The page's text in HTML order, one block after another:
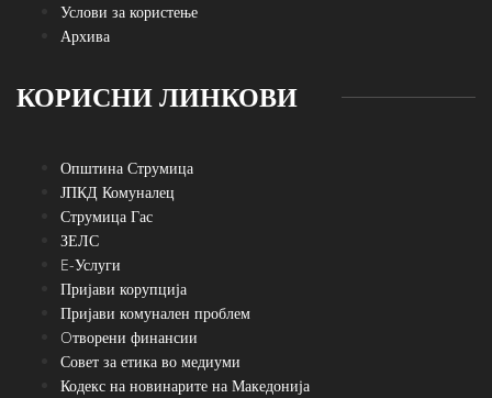
Услови за користење
Архива
КОРИСНИ ЛИНКОВИ
Општина Струмица
ЈПКД Комуналец
Струмица Гас
ЗЕЛС
E-Услуги
Пријави корупција
Пријави комунален проблем
Oтворени финансии
Совет за етика во медиуми
Кодекс на новинарите на Македонија